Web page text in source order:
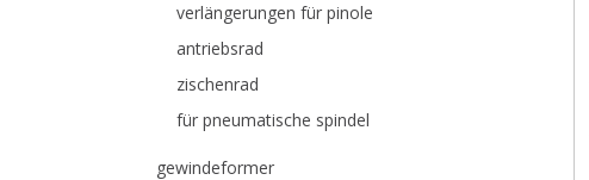
verlängerungen für pinole
antriebsrad
zischenrad
für pneumatische spindel
gewindeformer